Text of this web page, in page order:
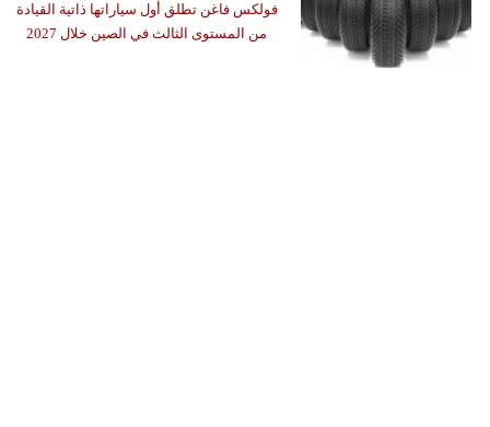
فولكس فاغن تطلق أول سياراتها ذاتية القيادة
من المستوى الثالث في الصين خلال 2027